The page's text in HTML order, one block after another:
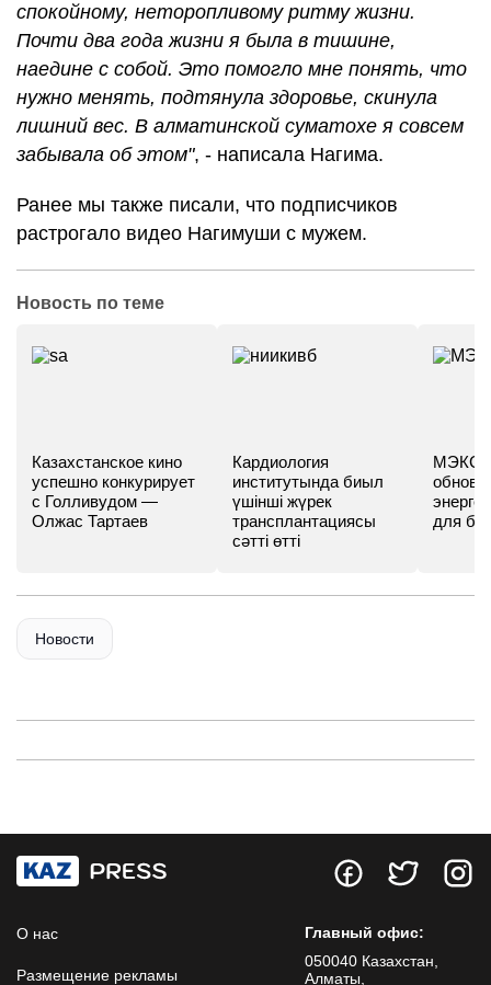
спокойному, неторопливому ритму жизни.
Почти два года жизни я была в тишине,
наедине с собой. Это помогло мне понять, что
нужно менять, подтянула здоровье, скинула
лишний вес. В алматинской суматохе я совсем
забывала об этом", - написала Нагима.
Ранее мы также писали, что подписчиков
растрогало видео Нагимуши с мужем.
Новость по теме
Казахстанское кино
успешно конкурирует
с Голливудом —
Олжас Тартаев
Кардиология
институтында биыл
үшінші жүрек
трансплантациясы
сәтті өтті
МЭКС -
для
Новости
О нас
Размещение рекламы
Главный офис:
050040 Казахстан,
Алматы,